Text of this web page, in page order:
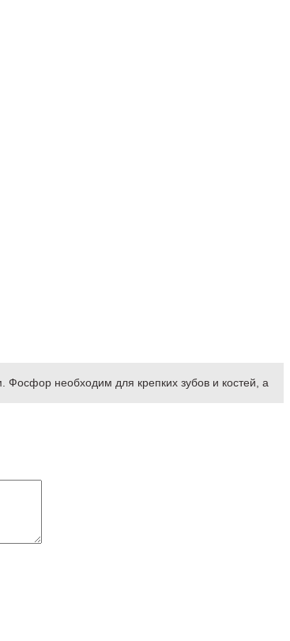
Фосфор необходим для крепких зубов и костей, а